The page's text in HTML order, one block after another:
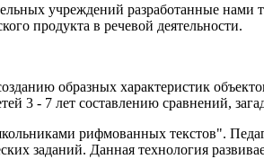
учреждений разработанные
продукта в речевой деятельности.
образных характеристик
3 - 7 лет составлению сравнений,
рифмованных текстов".
заданий. Данная технология